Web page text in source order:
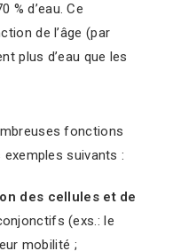
% d’eau. Ce
de l’âge (par
plus d’eau que les
fonctions
suivants :
des cellules et de
(exs.: le
mobilité ;